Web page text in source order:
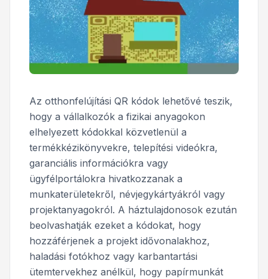
Az otthonfelújítási QR kódok lehetővé teszik,
hogy a vállalkozók a fizikai anyagokon
elhelyezett kódokkal közvetlenül a
termékkézikönyvekre, telepítési videókra,
garanciális információkra vagy
ügyfélportálokra hivatkozzanak a
munkaterületekről, névjegykártyákról vagy
projektanyagokról. A háztulajdonosok ezután
beolvashatják ezeket a kódokat, hogy
hozzáférjenek a projekt idővonalakhoz,
haladási fotókhoz vagy karbantartási
ütemtervekhez anélkül, hogy papírmunkát